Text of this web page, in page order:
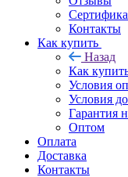
Контакты
Как купить
Назад
Как
Условия
Условия
Гарантия
Оптом
Оплата
Доставка
Контакты